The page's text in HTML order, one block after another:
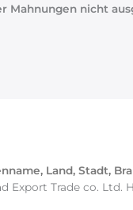
Mah­nun­gen nicht
Land, Stadt,
Export Trade co. Ltd.